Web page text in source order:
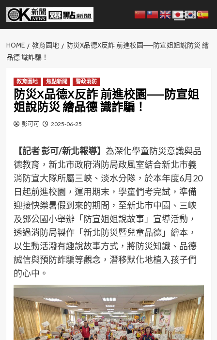
Skip
content
Menu
HOME 教育園地
防災X品德X反詐 前進校園——防宣姐姐說防災 繪
品德 識詐騙！
教育園地 焦點新聞 警政消防
防災X品德X反詐 前進校園——防宣姐
姐說防災 繪品德 識詐騙！
彭可可 2025-06-25
【記者 彭可/新北報導】 為深化學童防災意識與品
德教育，新北市政府消防局政風室結合新北市義
消防宣大隊所屬三峽、淡水分隊，於本年度6月20
日起前進校園，運用期末，學童們考完試，準備
迎接快樂暑假到來的期間，至新北市中園、三峽
及鄧公國小舉辦「防宣姐姐說故事」宣導活動，
透過消防局製作「新北防災暨兒童品德」繪本，
以生動活潑有趣說故事方式，將防災知識、品德
誠信與預防詐騙等觀念，潛移默化地植入孩子們
的心中。